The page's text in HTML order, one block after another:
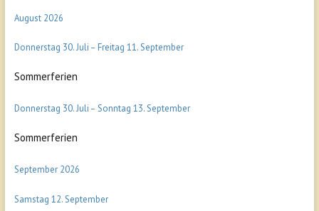
August 2026
Donnerstag 30.Juli – Freitag 11.September
Sommerferien
Donnerstag 30.Juli – Sonntag 13.September
Sommerferien
September 2026
Samstag 12.September